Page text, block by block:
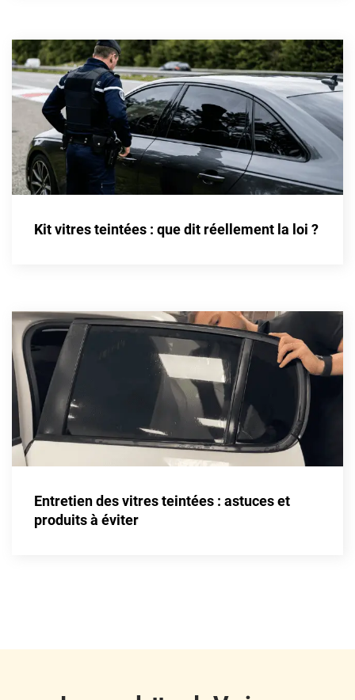
Dacia
Daewoo
Daihatsu
Dodge
Dongfeng
Eagle
Fiat
Fisker
Ford
Foton
Holden
Kit vitres teintées : que dit réellement la loi ?
Entretien des vitres teintées : astuces et
produits à éviter